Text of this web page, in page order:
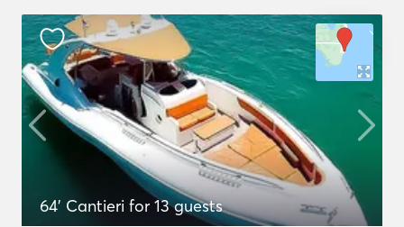
64' Cantieri for 13 guests